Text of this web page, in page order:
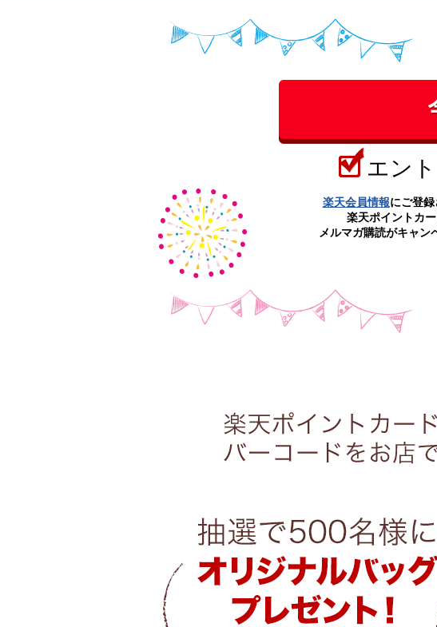
エン
楽天会員情報にご登
楽天ポイントカ
メルマガ購読がキャン